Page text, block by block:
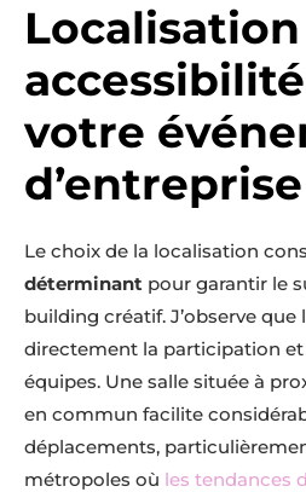
votre
d’entreprise
Le choix de la localisation
déterminant pour garantir le
building créatif. J’observe que
directement la participation et
équipes. Une salle située à
en commun facilite
déplacements,
métropoles où les tendances